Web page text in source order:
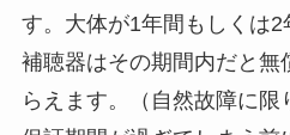
す。大体が1年間もしくは2
補聴器はその期間内だと無
らえます。（自然故障に限